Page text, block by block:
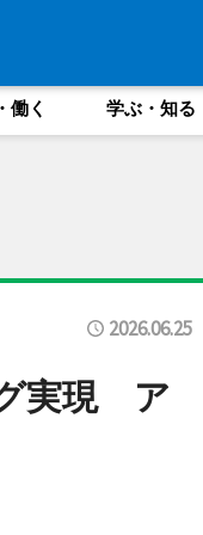
働く 学ぶ・知る
2026.06.25
実現 ア